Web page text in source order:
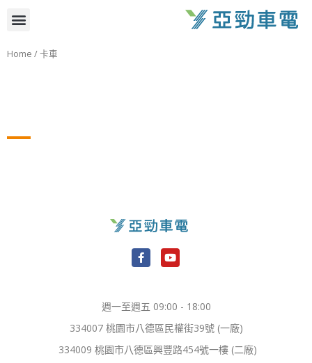
要
選
單
Home / 卡車
F
e
b
o
o
k
-
Y
t
u
b
e
週一至週五 09:00 - 18:00
334007 桃園市八德區民權街39號 (一廠)
334009 桃園市八德區興豐路454號一樓 (二廠)